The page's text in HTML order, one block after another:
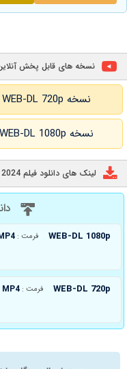
نسخه های قابل پخش
نسخه WEB-DL 720p زبان اصلی
نسخه WEB-DL 1080p زبان اصلی
لینک های دانلود فیلم In Flight 2024
WEB-DL 1080p فرمت :
WEB-DL 720p فرمت : MP4